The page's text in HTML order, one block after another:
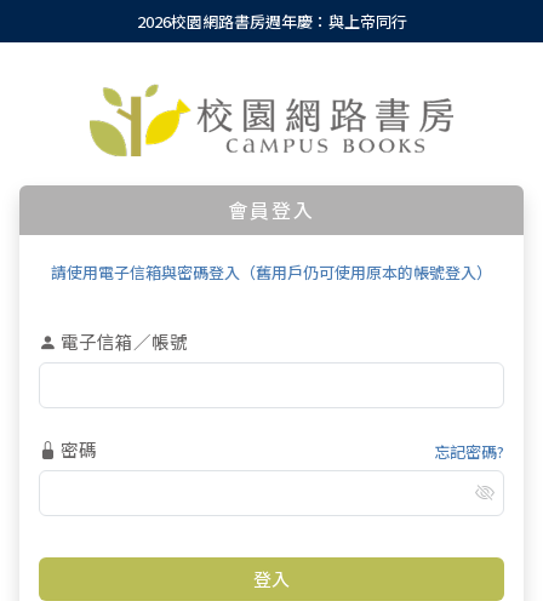
2026校園網路書房週年慶：與上帝同行
會員登入
請使用電子信箱與密碼登入（舊用戶仍可使用原本的帳號登入）
電子信箱／帳號
密碼 忘記密碼?